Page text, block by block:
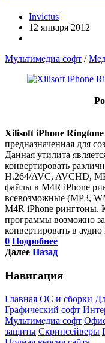
Invictus
12 января 2012
Мультимедиа софт /
Xilisoft iPhone
предназначенная для
Данная утилита
конвертировать
H.264/AVC, AVCHD,
файлы в M4R iPhone
всевозможные (MP3,
M4R iPhone рингтоны.
программы возможно
конвертировать в
0 Подробнее
Далее Назад
Навигация
Главная ОС и сборки
Графический софт
Мультимедиа софт
защиты Скринсейверы